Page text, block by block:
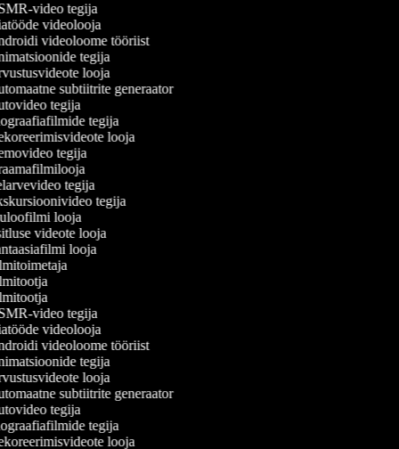
video tegija
videolooja
videoloome tööriist
tegija
looja
subtiitrite generaator
tegija
tegija
looja
tegija
tegija
tegija
looja
videote looja
looja
video tegija
videolooja
videoloome tööriist
tegija
looja
subtiitrite generaator
tegija
tegija
looja